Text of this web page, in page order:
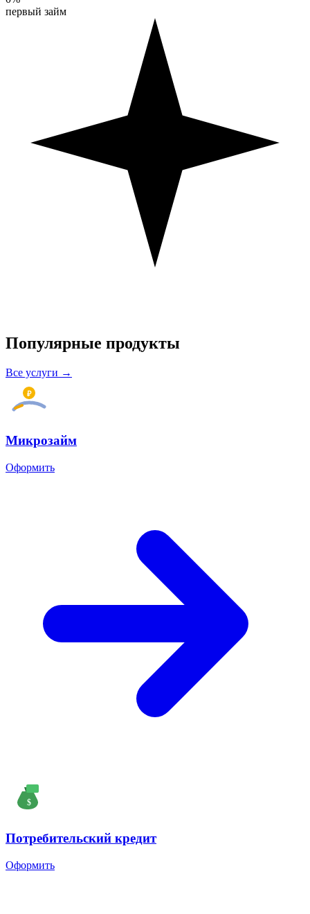
первый займ
Популярные продукты
Все услуги →
₽
Микрозайм
Оформить
$
Потребительский кредит
Оформить